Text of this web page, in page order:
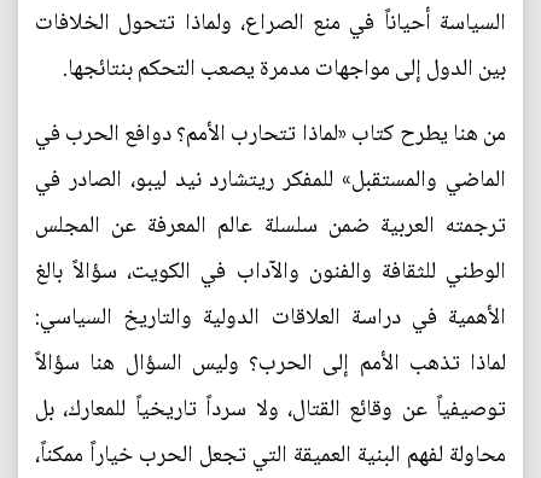
السياسة أحياناً في منع الصراع، ولماذا تتحول الخلافات
بين الدول إلى مواجهات مدمرة يصعب التحكم بنتائجها.
من هنا يطرح كتاب «لماذا تتحارب الأمم؟ دوافع الحرب في
الماضي والمستقبل» للمفكر ريتشارد نيد ليبو، الصادر في
ترجمته العربية ضمن سلسلة عالم المعرفة عن المجلس
الوطني للثقافة والفنون والآداب في الكويت، سؤالاً بالغ
الأهمية في دراسة العلاقات الدولية والتاريخ السياسي:
لماذا تذهب الأمم إلى الحرب؟ وليس السؤال هنا سؤالاً
توصيفياً عن وقائع القتال، ولا سرداً تاريخياً للمعارك، بل
محاولة لفهم البنية العميقة التي تجعل الحرب خياراً ممكناً،